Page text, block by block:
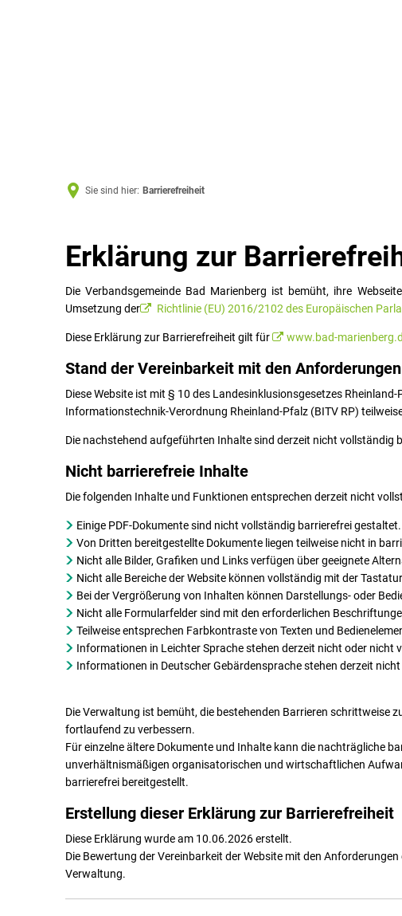
Sie sind hier: Barrierefreiheit
Barrierefreiheit
Erklärung zur
Die Verbandsgemeinde Bad Marienberg ist bemüht, ihre
Umsetzung der
Richtlinie (EU) 2016/2102 des Europäischen
Diese Erklärung zur Barrierefreiheit gilt für www.bad-
Stand der Vereinbarkeit mit den Anforderungen
Diese Website ist mit § 10 des Landesinklusionsgesetzes
Informationstechnik-Verordnung Rheinland-Pfalz (BITV RP)
Die nachstehend aufgeführten Inhalte sind derzeit nicht vollständig
Nicht barrierefreie Inhalte
Die folgenden Inhalte und Funktionen entsprechen derzeit nicht
Einige PDF-Dokumente sind nicht vollständig barrierefrei gestaltet.
Von Dritten bereitgestellte Dokumente liegen teilweise nicht in
Nicht alle Bilder, Grafiken und Links verfügen über geeignete
Nicht alle Bereiche der Website können vollständig mit der
Bei der Vergrößerung von Inhalten können Darstellungs- oder
Nicht alle Formularfelder sind mit den erforderlichen
Teilweise entsprechen Farbkontraste von Texten und
Informationen in Leichter Sprache stehen derzeit nicht oder nicht
Informationen in Deutscher Gebärdensprache stehen derzeit
Die Verwaltung ist bemüht, die bestehenden Barrieren schrittweise
fortlaufend zu verbessern.
Für einzelne ältere Dokumente und Inhalte kann die nachträgliche
unverhältnismäßigen organisatorischen und wirtschaftlichen
barrierefrei bereitgestellt.
Erstellung dieser Erklärung zur Barrierefreiheit
Diese Erklärung wurde am 10.06.2026 erstellt.
Die Bewertung der Vereinbarkeit der Website mit den
Verwaltung.